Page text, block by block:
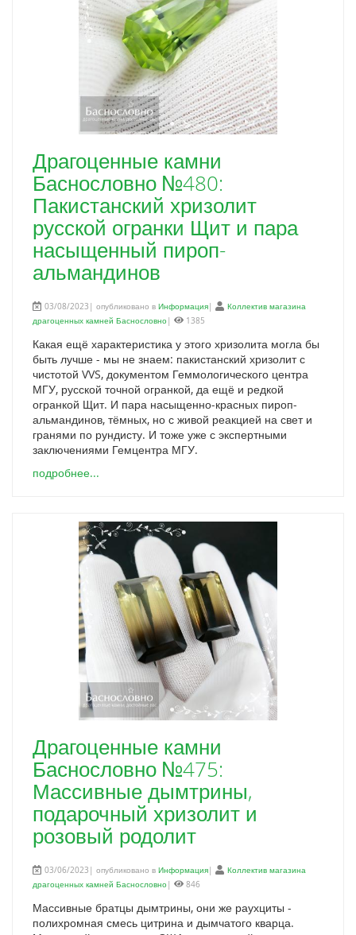
Драгоценные камни
Баснословно №480:
Пакистанский хризолит
русской огранки Щит и пара
насыщенный пироп-
альмандинов
03/08/2023| опубликовано в Информация|
Коллектив магазина
драгоценных камней Баснословно| 1385
Какая ещё характеристика у этого хризолита могла бы
быть лучше - мы не знаем: пакистанский хризолит с
чистотой VVS, документом Геммологического центра
МГУ, русской точной огранкой, да ещё и редкой
огранкой Щит. И пара насыщенно-красных пироп-
альмандинов, тёмных, но с живой реакцией на свет и
гранями по рундисту. И тоже уже с экспертными
заключениями Гемцентра МГУ.
подробнее...
Драгоценные камни
Баснословно №475:
Массивные дымтрины,
подарочный хризолит и
розовый родолит
03/06/2023| опубликовано в Информация|
Коллектив магазина
драгоценных камней Баснословно| 846
Массивные братцы дымтрины, они же раухциты -
полихромная смесь цитрина и дымчатого кварца.